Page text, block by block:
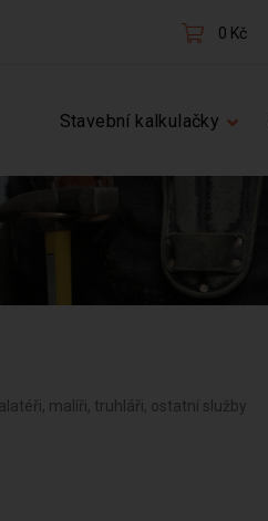
0 Kč
Stavební kalkulačky
malíři, truhláři, ostatní služby